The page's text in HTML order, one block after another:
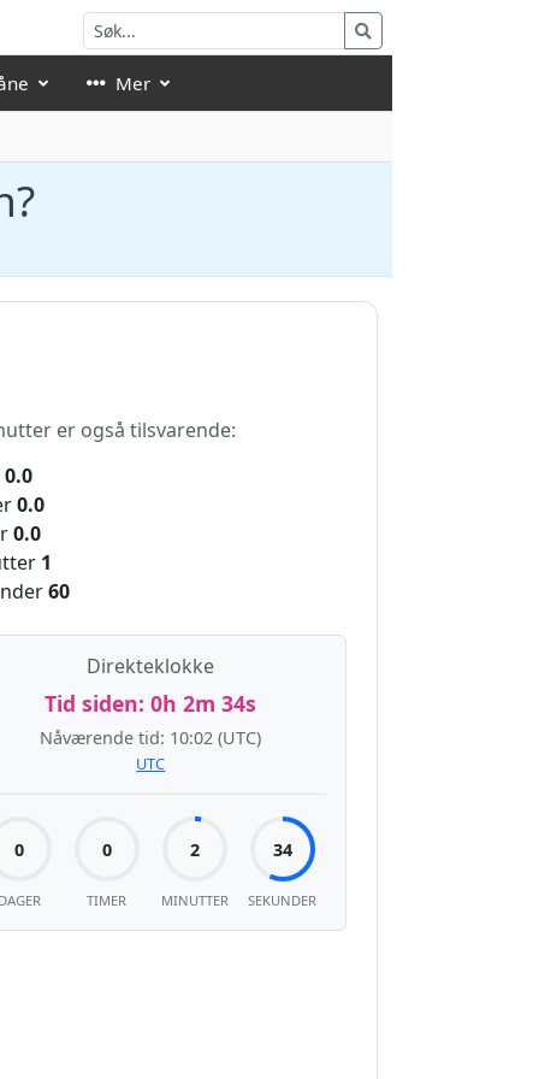
Mer
er også tilsvarende:
0.0
0.0
0.0
1
60
Direkteklokke
Tid siden: 0h 2m 35s
Nåværende tid: 10:02 (UTC)
UTC
0 0
TIMER
2
MINUTTER
35
SEKUNDER